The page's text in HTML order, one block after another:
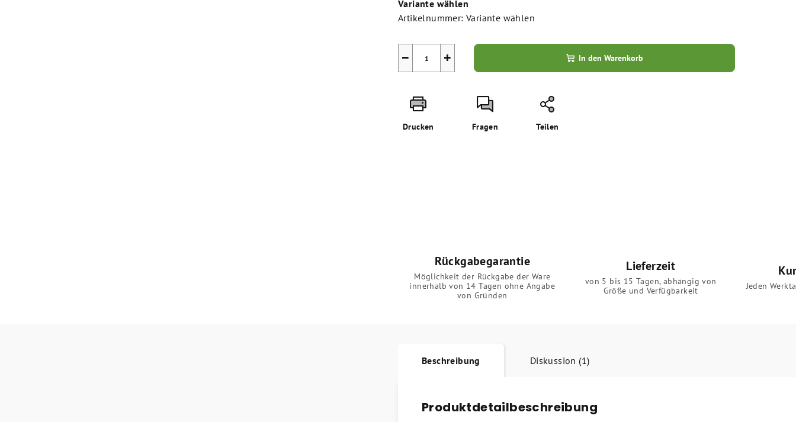
Variante wählen
Artikelnummer: Variante wählen
+
− In den Warenkorb
Drucken Fragen Teilen
Rückgabegarantie
Möglichkeit der Rückgabe der Ware
innerhalb von 14 Tagen ohne Angabe
von Gründen
Lieferzeit
von 5 bis 15 Tagen, abhängig von
Größe und Verfügbarkeit
Jeden
Beschreibung Diskussion (1)
Produktdetailbeschreibung